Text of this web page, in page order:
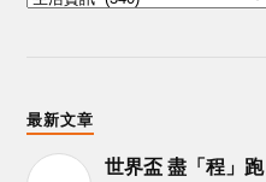
最新文章
世界盃 盡「程」跑